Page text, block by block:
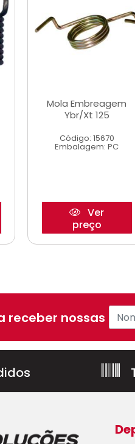
Mola Embreagem
Ybr/Xt 125
Código: 15670
Embalagem: PC
Ver
preço
nossas